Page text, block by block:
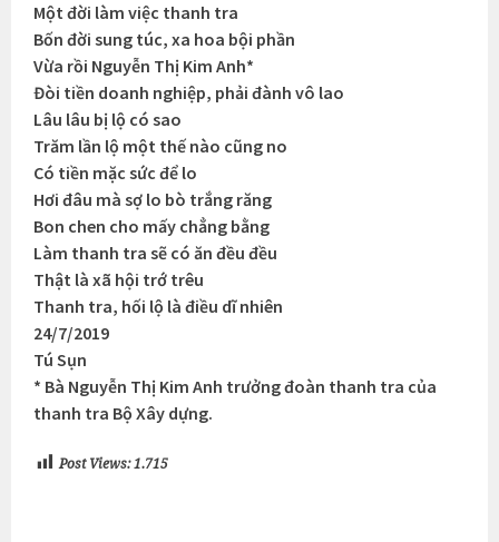
Một đời làm việc thanh tra
Bốn đời sung túc, xa hoa bội phần
Vừa rồi Nguyễn Thị Kim Anh*
Đòi tiền doanh nghiệp, phải đành vô lao
Lâu lâu bị lộ có sao
Trăm lần lộ một thế nào cũng no
Có tiền mặc sức để lo
Hơi đâu mà sợ lo bò trắng răng
Bon chen cho mấy chẳng bằng
Làm thanh tra sẽ có ăn đều đều
Thật là xã hội trớ trêu
Thanh tra, hối lộ là điều dĩ nhiên
24/7/2019
Tú Sụn
* Bà Nguyễn Thị Kim Anh trưởng đoàn thanh tra của
thanh tra Bộ Xây dựng.
Post Views: 1.715